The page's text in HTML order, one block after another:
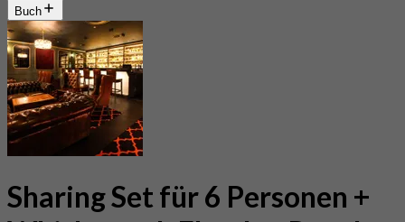
Buch
Sharing Set für 6 Personen +